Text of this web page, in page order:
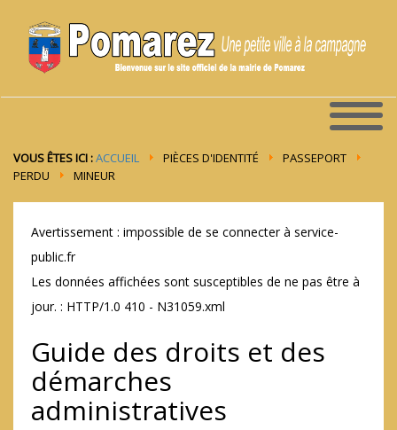
VOUS ÊTES ICI :ACCUEIL PIÈCES D'IDENTITÉ
PASSEPORT
PERDU
MINEUR
Avertissement : impossible de se connecter à service-
public.fr
Les données affichées sont susceptibles de ne pas être à
jour. : HTTP/1.0 410 - N31059.xml
Guide des droits et des
démarches
administratives